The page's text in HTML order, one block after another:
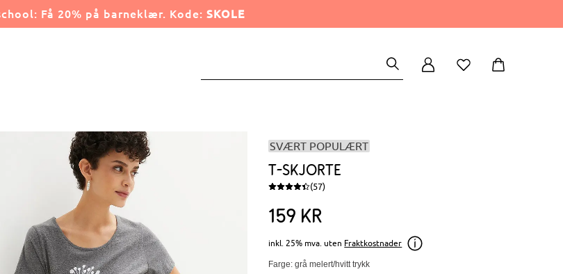
Få 20% på barneklær. Kode: SKOLE
SVÆRT POPULÆRT
T-skjorte
(57)
159 kr
inkl. 25% mva. uten Fraktkostnader
Farge: grå melert/hvitt trykk